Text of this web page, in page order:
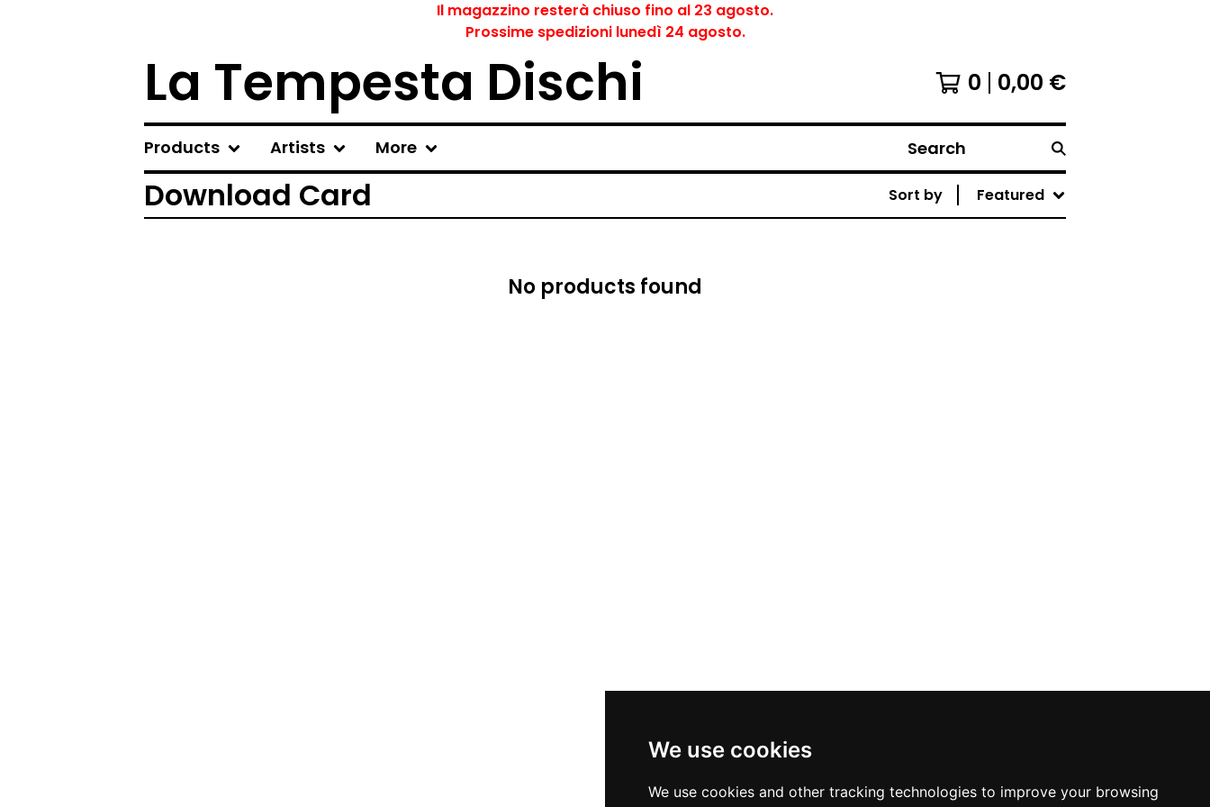
We use cookies
We use cookies and other tracking technologies to improve your browsing
Il magazzino resterà chiuso fino al 23 agosto.
Prossime spedizioni lunedì 24 agosto.
La Tempesta Dischi 0 0,00 €
Products Artists More Search
Download Card Sort by Featured
No products found